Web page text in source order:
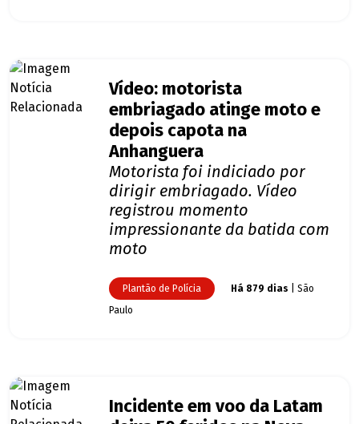
Vídeo: motorista
embriagado atinge moto e
depois capota na
Anhanguera
Motorista foi indiciado por
dirigir embriagado. Vídeo
registrou momento
impressionante da batida com
moto
Plantão de Polícia Há 879 dias | São
Paulo
Incidente em voo da Latam